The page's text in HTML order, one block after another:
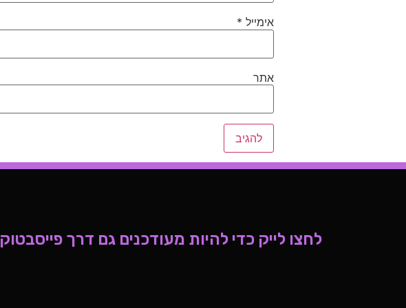
אימייל *
אתר
לחצו לייק כדי להיות מעודכנים גם דרך פייסבטוק